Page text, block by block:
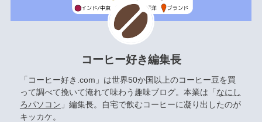
コーヒー好き編集長
「コーヒー好き.com」は世界50か国以上のコーヒー豆を買
って調べて挽いて淹れて味わう趣味ブログ。本業は「 なにし
ろパソコン 」編集長。自宅で飲むコーヒーに凝り出したのが
キッカケ。